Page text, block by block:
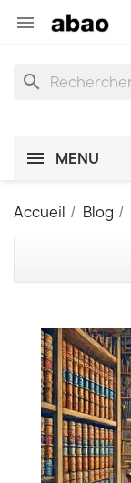

search
MENU
Accueil Blog